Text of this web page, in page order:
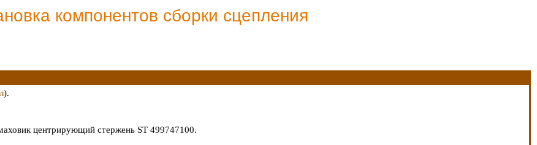
компонентов сборки сцепления
).
центрирующий стержень ST 499747100.